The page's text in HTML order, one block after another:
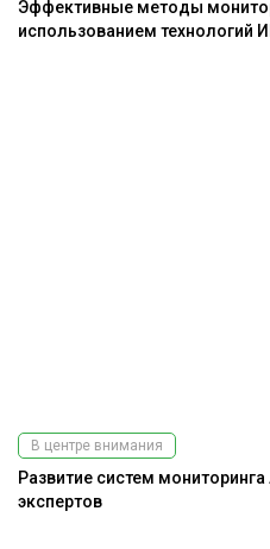
Эффективные методы
использованием технологий
В центре внимания
Развитие систем
экспертов